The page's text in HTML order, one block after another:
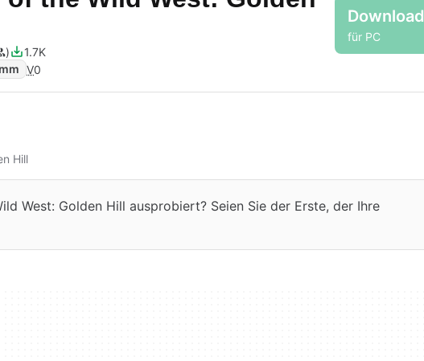
1.7K
V0
Download
für PC
Hill
West: Golden Hill ausprobiert? Seien Sie der Erste, der Ihre